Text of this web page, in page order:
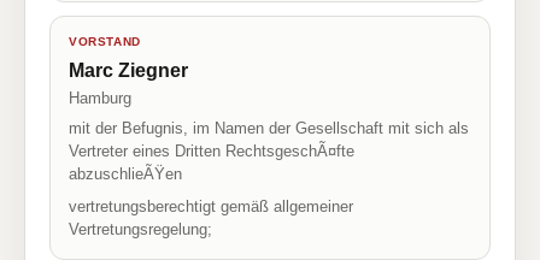
VORSTAND
Marc Ziegner
Hamburg
mit der Befugnis, im Namen der Gesellschaft mit sich als
Vertreter eines Dritten RechtsgeschÃ¤fte
abzuschlieÃŸen
vertretungsberechtigt gemäß allgemeiner
Vertretungsregelung;